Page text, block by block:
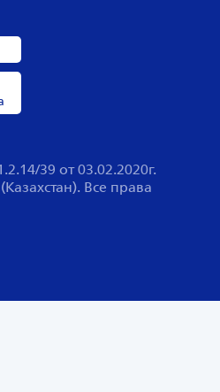
39 от 03.02.2020г.
Все права